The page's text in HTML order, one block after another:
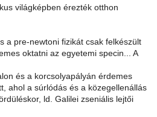
világképben érezték otthon
a pre-newtoni fizikát csak felkészült
oktatni az egyetemi specin... A
és a korcsolyapályán érdemes
ahol a súrlódás és a közegellenállás
ld. Galilei zseniális lejtői